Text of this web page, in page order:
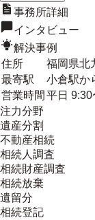
事務所詳細
インタビュー
解決事例
住所
福岡県北
最寄駅
小倉駅か
営業時間 平日
注力分野
遺産分割
不動産相続
相続人調査
相続財産調査
相続放棄
遺留分
相続登記